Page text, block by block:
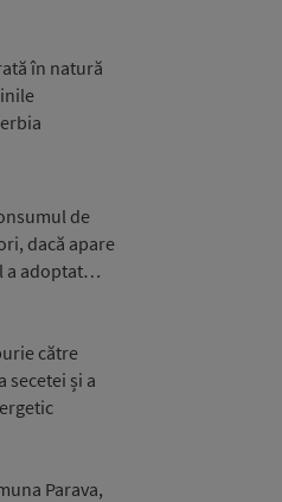
în natură
de
dacă apare
a adoptat…
către
secetei și a
Parava,